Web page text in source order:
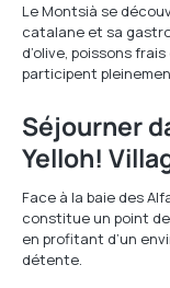
Le Montsià se
catalane et sa
d’olive, poissons
participent
Séjourner
Yelloh!
Face à la baie des
constitue un point
en profitant d’un
détente.